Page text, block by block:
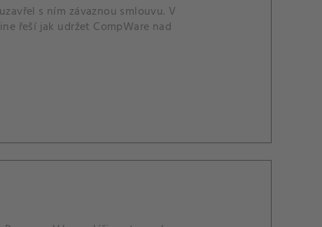
s ním závaznou smlouvu. V
řeší jak udržet CompWare nad